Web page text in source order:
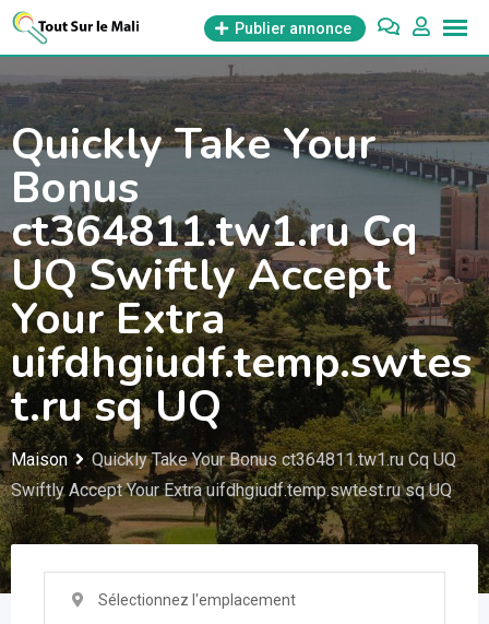
Aller
Publier annonce
Quickly Take Your
Bonus
ct364811.tw1.ru Cq
UQ Swiftly Accept
Your Extra
uifdhgiudf.temp.swtes
t.ru sq UQ
Maison
Quickly Take Your Bonus ct364811.tw1.ru Cq UQ
Swiftly Accept Your Extra uifdhgiudf.temp.swtest.ru sq UQ
Sélectionnez l'emplacement